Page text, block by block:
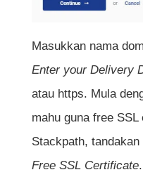
Masukkan nama
Enter your Delivery
atau https. Mula
mahu guna free
Stackpath,
Free SSL Certificate.